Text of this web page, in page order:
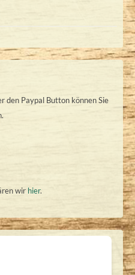
den Paypal Button können Sie
wir hier.